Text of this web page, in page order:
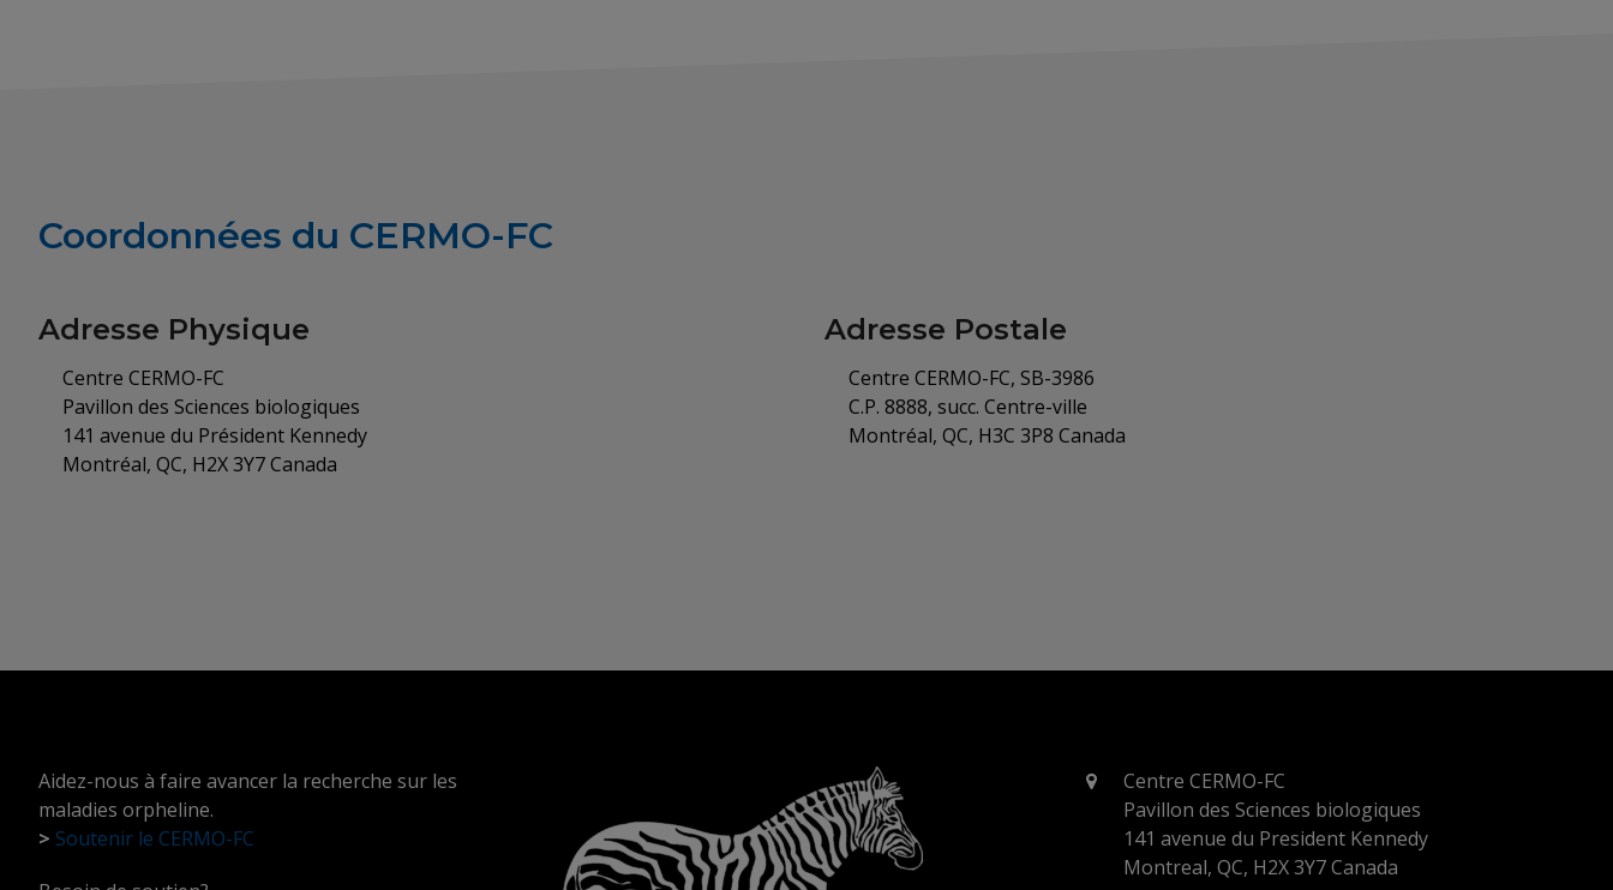
Coordonnées du CERMO-FC
Adresse Physique
Centre CERMO-FC
Pavillon des Sciences biologiques
141 avenue du Président Kennedy
Montréal, QC, H2X 3Y7 Canada
Adresse Postale
Centre CERMO-FC, SB-3986
C.P. 8888, succ. Centre-ville
Montréal, QC, H3C 3P8 Canada
Aidez-nous à faire avancer la recherche sur les
maladies orpheline.
> Soutenir le CERMO-FC
Centre CERMO-FC
Pavillon des Sciences biologiques
141 avenue du President Kennedy
Montreal, QC, H2X 3Y7 Canada